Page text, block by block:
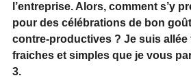
l’entreprise. Alors, comment s’y
pour des célébrations de bon
contre-productives ? Je suis allée
fraiches et simples que je vous
3.